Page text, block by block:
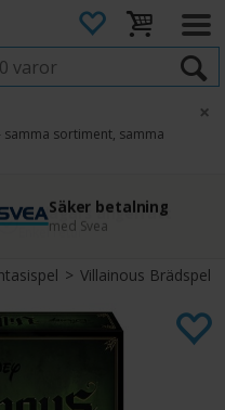
samma sortiment, samma
×
Säker betalning
med Svea
45 dagars ångerrätt
Enkel retur
>Villainous Brädspel